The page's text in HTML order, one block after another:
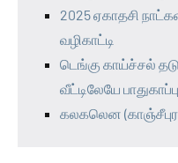
2025 ஏகாதசி
வழிகாட்டி
டெங்கு காய்ச்சல்
வீட்டிலேயே
கலகலென